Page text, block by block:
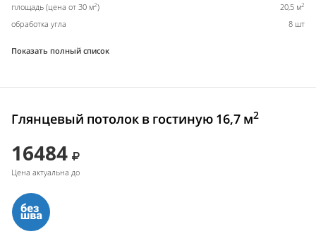
площадь (цена от 30 м2) 20,5 м2
обработка угла 8 шт
Показать полный список
Глянцевый потолок в гостиную 16,7 м2
16484
Цена актуальна до